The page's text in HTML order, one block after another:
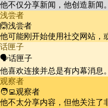
他不仅分享新闻，他创造新闻
浅尝者
🙆浅尝者
他可能刚开始使用社交网站，
话匣子
🗣️话匣子
他喜欢连接并总是有内幕消息
观察者
🧑‍💻观察者
他不太分享内容，但他关注了